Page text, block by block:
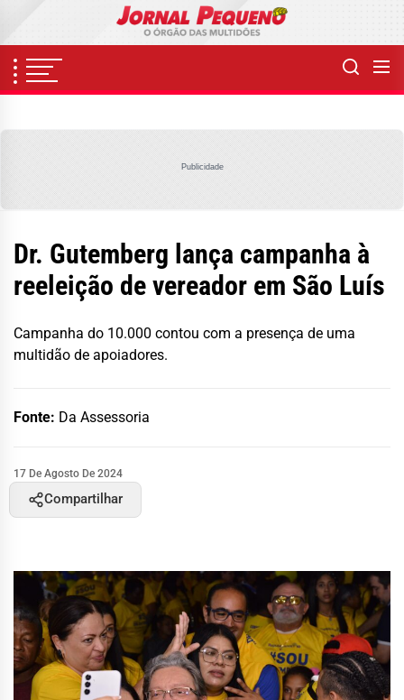
content
Publicidade
Dr. Gutemberg lança campanha à
reeleição de vereador em São Luís
Campanha do 10.000 contou com a presença de uma
multidão de apoiadores.
Fonte: Da Assessoria
17 De Agosto De 2024
Compartilhar